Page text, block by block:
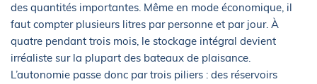
des quantités importantes. Même en mode économique, il
faut compter plusieurs litres par personne et par jour. À
quatre pendant trois mois, le stockage intégral devient
irréaliste sur la plupart des bateaux de plaisance.
L’autonomie passe donc par trois piliers : des réservoirs